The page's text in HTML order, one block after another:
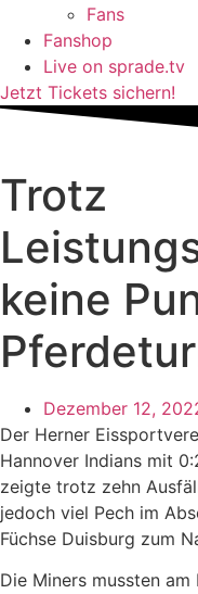
Fans
Fanshop
Live on sprade.tv
Jetzt Tickets sichern!
Trotz
keine
Dezember 12,
Der Herner
Hannover Indians mit
zeigte trotz zehn
jedoch viel Pech im
Füchse Duisburg zum
Die Miners mussten